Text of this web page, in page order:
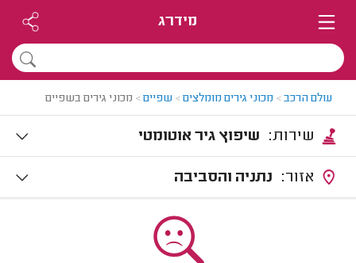
מידרג
עולם הרכב> מכוני גירים מומלצים> שפיים> מכוני גירים בשפיים
שיפוץ גיר אוטומטי
נתניה והסביבה